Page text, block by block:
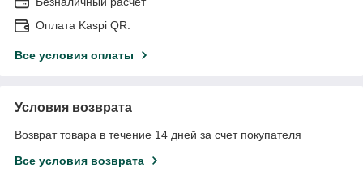
Оплата Kaspi QR.
Все условия оплаты
Условия возврата
Возврат товара в течение 14 дней за счет покупателя
Все условия возврата